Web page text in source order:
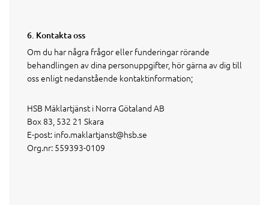
6. Kontakta oss
Om du har några frågor eller funderingar rörande
behandlingen av dina personuppgifter, hör gärna av dig till
oss enligt nedanstående kontaktinformation;
HSB Mäklartjänst i Norra Götaland AB
Box 83, 532 21 Skara
E-post: info.maklartjanst@hsb.se
Org.nr: 559393-0109